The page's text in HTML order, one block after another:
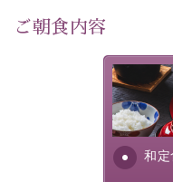
■内容&特典■
・露天風呂付き客室の
・朝夕個室料亭で個室
・諏訪大社4社を巡る
・館内着をご用意
・就寝用パジャマをご用
・環境に配慮したアメ
ご朝食内容
和定
さっぱり
れる食材
ふんだん
安全を